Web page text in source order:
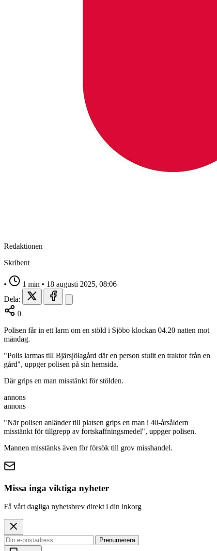
Redaktionen
Skribent
• 1 min • 18 augusti 2025, 08:06
Dela:
0
Polisen får in ett larm om en stöld i Sjöbo klockan 04.20 natten mot
måndag.
"Polis larmas till Bjärsjölagård där en person stulit en traktor från en
gård", uppger polisen på sin hemsida.
Där grips en man misstänkt för stölden.
annons
annons
"När polisen anländer till platsen grips en man i 40-årsåldern
misstänkt för tillgrepp av fortskaffningsmedel", uppger polisen.
Mannen misstänks även för försök till grov misshandel.
Missa inga viktiga nyheter
Få vårt dagliga nyhetsbrev direkt i din inkorg
Prenumerera